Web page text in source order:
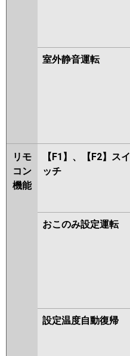
室外静音運転
リモ
コン
機能
【F1】、【F2】スイ
ッチ
おこのみ設定運転
設定温度自動復帰